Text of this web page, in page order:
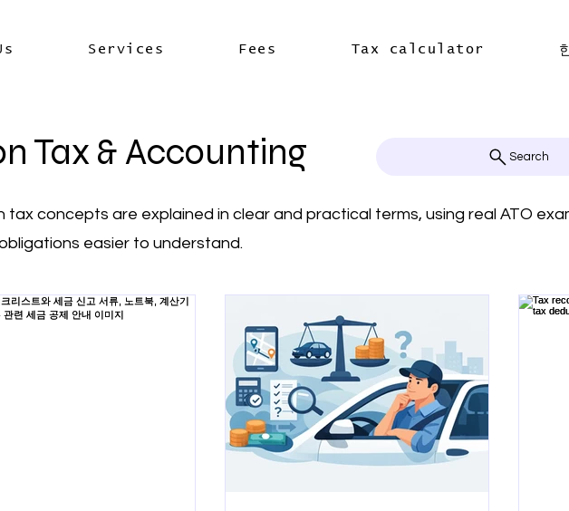
Services Fees Tax calculator
Tax & Accounting Search
tax concepts are explained in clear and practical terms, using real ATO
easier to understand.